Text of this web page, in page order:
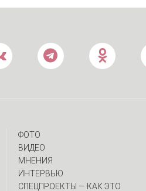
ФОТО
ВИДЕО
МНЕНИЯ
ИНТЕРВЬЮ
CПЕЦПРОЕКТЫ — КАК ЭТО